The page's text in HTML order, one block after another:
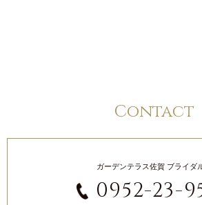
Contact
ガーデンテラス佐賀 ブライダ
0952-23-